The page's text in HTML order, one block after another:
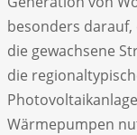
besonders
die gewachsene
die
Wärmepumpen